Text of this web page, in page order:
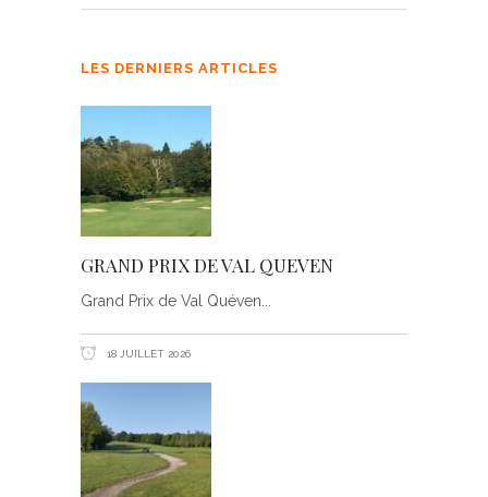
LES DERNIERS ARTICLES
GRAND PRIX DE VAL QUEVEN
Grand Prix de Val Quéven
18 JUILLET 2026